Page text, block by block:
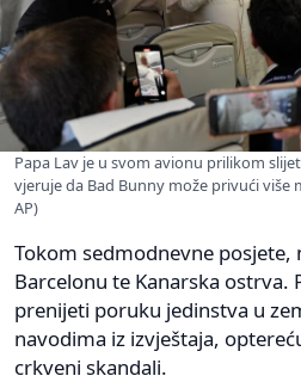
Papa Lav je u svom avionu prilikom
vjeruje da Bad Bunny može privući više
AP)
Tokom sedmodnevne posjete,
Barcelonu te Kanarska ostrva.
prenijeti poruku jedinstva u
navodima iz izvještaja,
crkveni skandali.